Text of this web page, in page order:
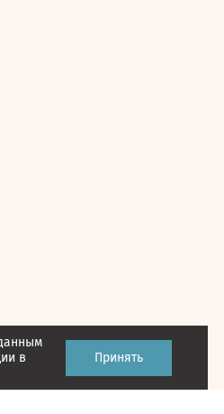
в
Принять